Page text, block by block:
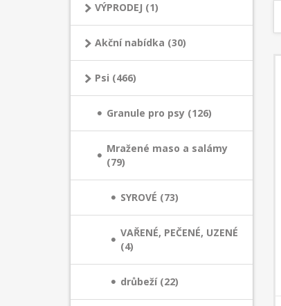
VÝPRODEJ (1)
Akční nabídka (30)
Psi (466)
Granule pro psy (126)
Mražené maso a salámy
(79)
SYROVÉ (73)
VAŘENÉ, PEČENÉ, UZENÉ
(4)
drůbeží (22)